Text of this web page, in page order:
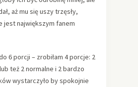
aż mu się uszy trzęsły,
jest największym fanem
6 porcji – zrobiłam 4 porcje: 2
też 2 normalne i 2 bardzo
wystarczyło by spokojnie